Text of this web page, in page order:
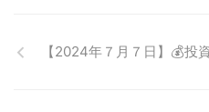
【2024年７月７日】💰投